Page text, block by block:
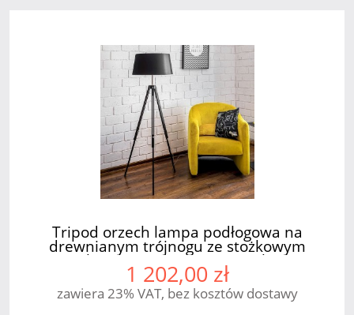
Tripod orzech lampa podłogowa na
drewnianym trójnogu ze stożkowym
abażurem 1xE27 SPOT Light
1 202,00 zł
zawiera 23% VAT, bez kosztów dostawy